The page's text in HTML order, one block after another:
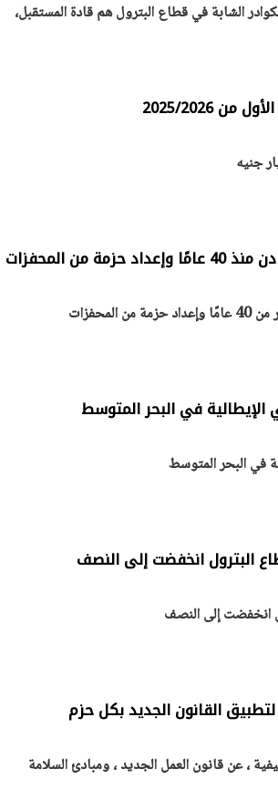
الشابة في قطاع البترول هم قادة المستقبل،
المحفزات
الإيطالية في البحر المتوسط
في البحر المتوسط
البترول انخفضت إلى النصف
انخفضت إلى النصف
القانون الجديد بكل حزم
، عن قانون العمل الجديد ، ومبادئ السلامة
واسع.. والبترول: مصر تعزز مكانتها
بوصفها مركزًا إقليميًّا للطاقة